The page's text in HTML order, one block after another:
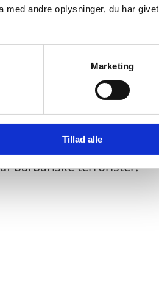
med andre oplysninger, du har givet
Marketing
Tillad alle
arm rundt om den
barbariske terrorister.